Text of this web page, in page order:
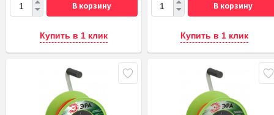
В корзину
Купить в 1 клик
В корзину
Купить в 1 клик